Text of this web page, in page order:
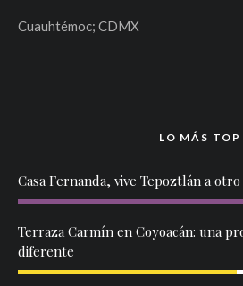
Cuauhtémoc; CDMX
LO MÁS TOP
Casa Fernanda, vive Tepoztlán a
Terraza Carmín en Coyoacán: una
diferente